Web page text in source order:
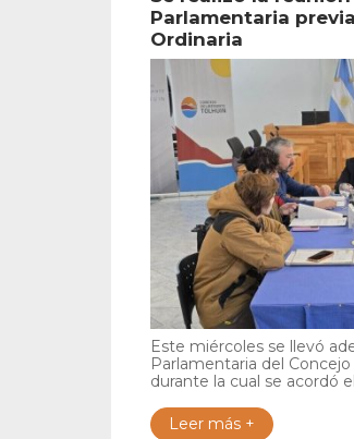
Parlamentaria
Ordinaria
Este miércoles se llevó
Parlamentaria del
durante la cual se acordó
Leer más +